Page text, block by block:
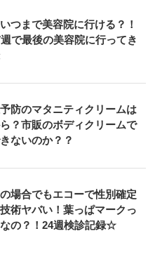
つまで美容院に行ける？！
で最後の美容院に行ってき
防のマタニティクリームは
？市販のボディクリームで
ないのか？？
場合でもエコーで性別確定
術ヤバい！葉っぱマークっ
の？！24週検診記録☆